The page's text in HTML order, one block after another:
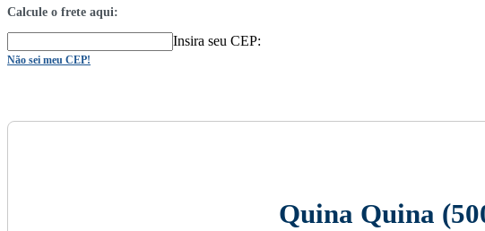
Calcule o frete aqui:
Insira seu CEP:
Não sei meu CEP!
Quina Quina